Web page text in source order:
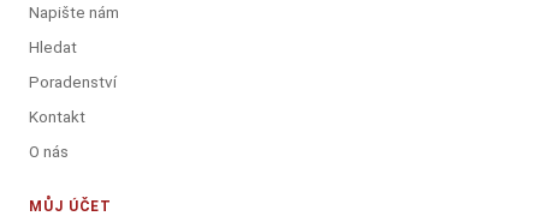
Napište nám
Hledat
Poradenství
Kontakt
O nás
MŮJ ÚČET